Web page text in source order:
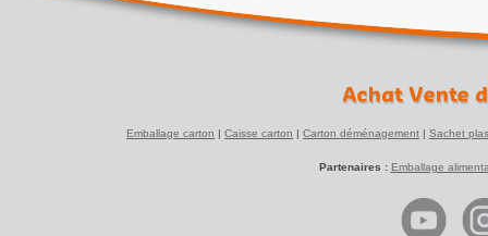
Emballage carton | Caisse carton | Carton déménagement | Sachet
Partenaires : Emballage